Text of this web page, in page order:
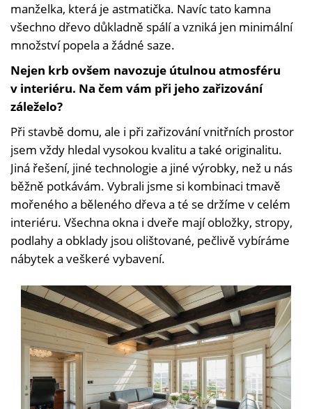
manželka, která je astmatička. Navíc tato kamna
všechno dřevo důkladně spálí a vzniká jen minimální
množství popela a žádné saze.
Nejen krb ovšem navozuje útulnou atmosféru
v interiéru. Na čem vám při jeho zařizování
záleželo?
Při stavbě domu, ale i při zařizování vnitřních prostor
jsem vždy hledal vysokou kvalitu a také originalitu.
Jiná řešení, jiné technologie a jiné výrobky, než u nás
běžně potkávám. Vybrali jsme si kombinaci tmavě
mořeného a běleného dřeva a té se držíme v celém
interiéru. Všechna okna i dveře mají obložky, stropy,
podlahy a obklady jsou olištované, pečlivě vybíráme
nábytek a veškeré vybavení.